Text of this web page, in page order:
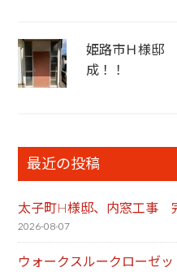
姫路市Ｈ様邸
成！！
最近の投稿
太子町H様邸、内窓工事
2026-08-07
ウォークスルークローゼッ